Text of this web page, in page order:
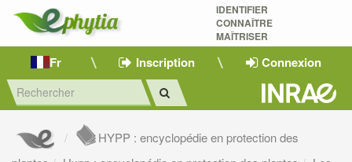
IDENTIFIER
CONNAÎTRE
MAÎTRISER
Fr Inscription Connexion
HYPP : encyclopédie en protection des